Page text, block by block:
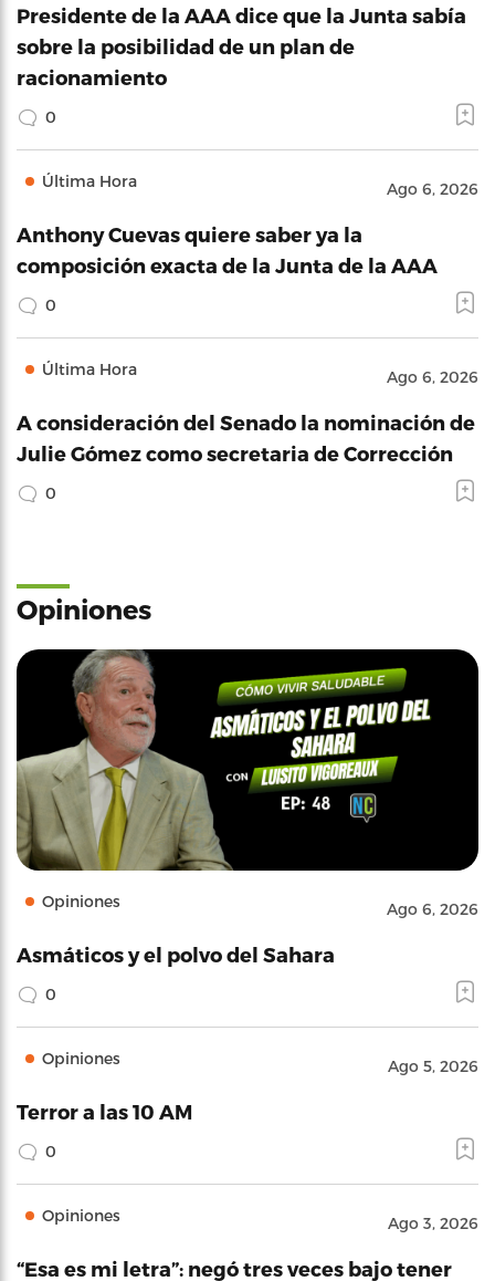
Presidente de la AAA dice que la Junta sabía
sobre la posibilidad de un plan de
racionamiento
0
Última Hora Ago 6, 2026
Anthony Cuevas quiere saber ya la
composición exacta de la Junta de la AAA
0
Última Hora Ago 6, 2026
A consideración del Senado la nominación de
Julie Gómez como secretaria de Corrección
0
Opiniones
Opiniones Ago 6, 2026
Asmáticos y el polvo del Sahara
0
Opiniones Ago 5, 2026
Terror a las 10 AM
0
Opiniones Ago 3, 2026
“Esa es mi letra”: negó tres veces bajo tener